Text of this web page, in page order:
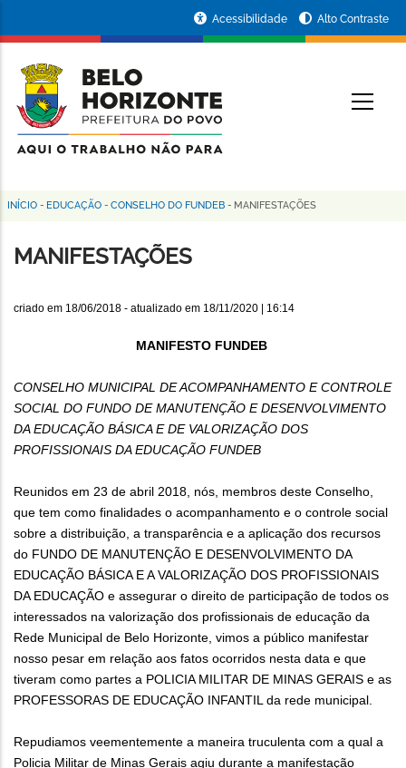
conteúdo
principal
da
Prefeitura
de
Horizonte
Acessibilidade Alto Contraste
Trilha
de
INÍCIO - EDUCAÇÃO - CONSELHO DO FUNDEB - MANIFESTAÇÕES
MANIFESTAÇÕES
criado em 18/06/2018 - atualizado em 18/11/2020 | 16:14
MANIFESTO FUNDEB
CONSELHO MUNICIPAL DE ACOMPANHAMENTO E CONTROLE
SOCIAL DO FUNDO DE MANUTENÇÃO E DESENVOLVIMENTO
DA EDUCAÇÃO BÁSICA E DE VALORIZAÇÃO DOS
PROFISSIONAIS DA EDUCAÇÃO FUNDEB
Reunidos em 23 de abril 2018, nós, membros deste Conselho,
que tem como finalidades o acompanhamento e o controle social
sobre a distribuição, a transparência e a aplicação dos recursos
do FUNDO DE MANUTENÇÃO E DESENVOLVIMENTO DA
EDUCAÇÃO BÁSICA E A VALORIZAÇÃO DOS PROFISSIONAIS
DA EDUCAÇÃO e assegurar o direito de participação de todos os
interessados na valorização dos profissionais de educação da
Rede Municipal de Belo Horizonte, vimos a público manifestar
nosso pesar em relação aos fatos ocorridos nesta data e que
tiveram como partes a POLICIA MILITAR DE MINAS GERAIS e as
PROFESSORAS DE EDUCAÇÃO INFANTIL da rede municipal.
Repudiamos veementemente a maneira truculenta com a qual a
Policia Militar de Minas Gerais agiu durante a manifestação